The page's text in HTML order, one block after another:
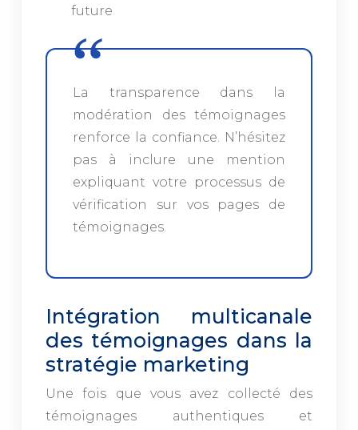
future
La transparence dans la
modération des témoignages
renforce la confiance. N’hésitez
pas à inclure une mention
expliquant votre processus de
vérification sur vos pages de
témoignages.
Intégration multicanale
des témoignages dans la
stratégie marketing
Une fois que vous avez collecté des
témoignages authentiques et